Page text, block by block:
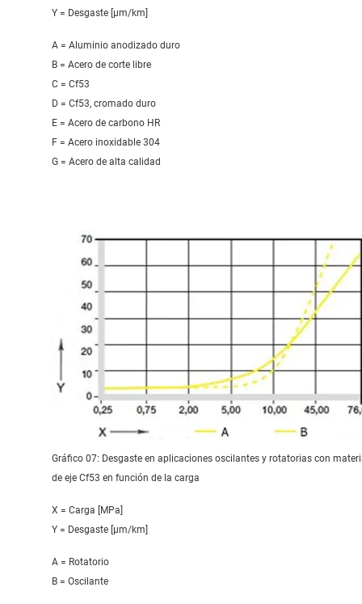
Y = Desgaste [μm/km]
A = Aluminio anodizado duro
B = Acero de corte libre
C = Cf53
D = Cf53, cromado duro
E = Acero de carbono HR
F = Acero inoxidable 304
G = Acero de alta calidad
Gráfico 07: Desgaste en aplicaciones oscilantes y rotatorias con
de eje Cf53 en función de la carga
X = Carga [MPa]
Y = Desgaste [μm/km]
A = Rotatorio
B = Oscilante